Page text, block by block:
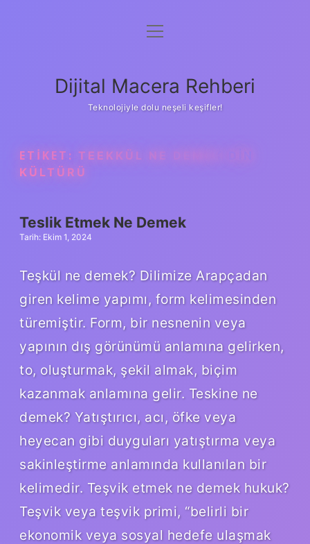
Anasayfa
Yasal Uyarı
menüyü
Dijital Macera Rehberi
Teknolojiyle dolu neşeli keşifler!
ETIKET: TEEKKÜL NE DEMEK DIN
KÜLTÜRÜ
Teslik Etmek Ne Demek
Tarih: Ekim 1, 2024
Teşkül ne demek? Dilimize Arapçadan
giren kelime yapımı, form kelimesinden
türemiştir. Form, bir nesnenin veya
yapının dış görünümü anlamına gelirken,
to, oluşturmak, şekil almak, biçim
kazanmak anlamına gelir. Teskine ne
demek? Yatıştırıcı, acı, öfke veya
heyecan gibi duyguları yatıştırma veya
sakinleştirme anlamında kullanılan bir
kelimedir. Teşvik etmek ne demek hukuk?
Teşvik veya teşvik primi, “belirli bir
ekonomik veya sosyal hedefe ulaşmak